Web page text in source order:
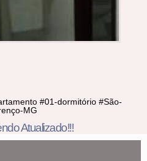
#01-dormitório #São-
MG
Atualizado!!!